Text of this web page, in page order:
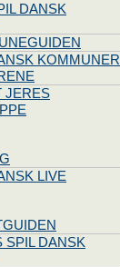
DANSK
KOMMUNER
JERES
LIVE
SPIL DANSK